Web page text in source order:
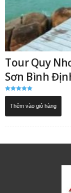
Tour Quy
Sơn Bình
Được xếp
5.00Thêm vào giỏ hàng